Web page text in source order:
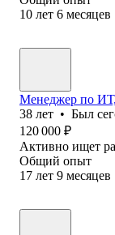
10 лет 6 месяцев
Менеджер по
38 лет • Был
120 000 ₽
Активно ищет
Общий опыт
17 лет 9 месяцев